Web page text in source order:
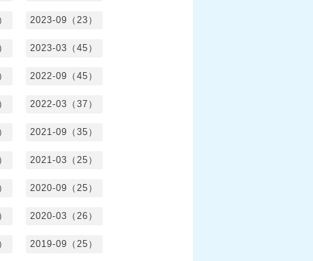
2023-09（23）
2023-03（45）
2022-09（45）
2022-03（37）
2021-09（35）
2021-03（25）
2020-09（25）
2020-03（26）
2019-09（25）